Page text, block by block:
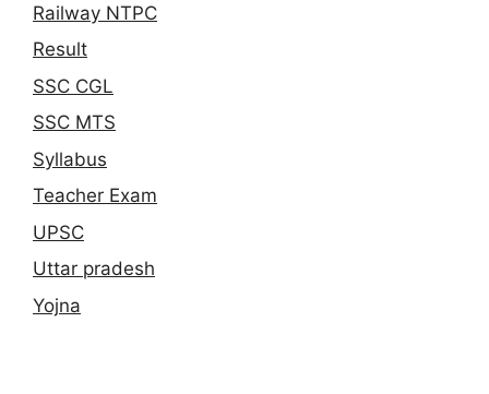
Railway NTPC
Result
SSC CGL
SSC MTS
Syllabus
Teacher Exam
UPSC
Uttar pradesh
Yojna